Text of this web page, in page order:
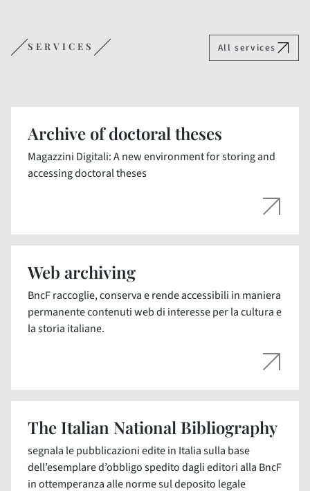
SERVICES All services
Archive of doctoral theses
Magazzini Digitali: A new environment for storing and
accessing doctoral theses
Web archiving
BncF raccoglie, conserva e rende accessibili in maniera
permanente contenuti web di interesse per la cultura e
la storia italiane.
The Italian National Bibliography
segnala le pubblicazioni edite in Italia sulla base
dell’esemplare d’obbligo spedito dagli editori alla BncF
in ottemperanza alle norme sul deposito legale